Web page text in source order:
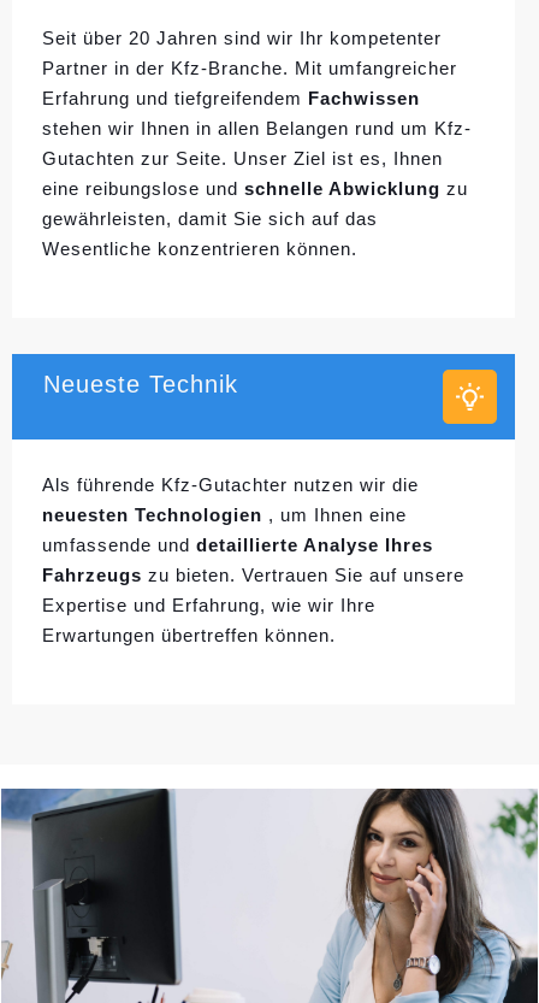
Seit über 20 Jahren sind wir Ihr kompetenter
Partner in der Kfz-Branche. Mit umfangreicher
Erfahrung und tiefgreifendem Fachwissen
stehen wir Ihnen in allen Belangen rund um Kfz-
Gutachten zur Seite. Unser Ziel ist es, Ihnen
eine reibungslose und schnelle Abwicklung zu
gewährleisten, damit Sie sich auf das
Wesentliche konzentrieren können.
Neueste Technik
Als führende Kfz-Gutachter nutzen wir die
neuesten Technologien , um Ihnen eine
umfassende und detaillierte Analyse Ihres
Fahrzeugs zu bieten. Vertrauen Sie auf unsere
Expertise und Erfahrung, wie wir Ihre
Erwartungen übertreffen können.